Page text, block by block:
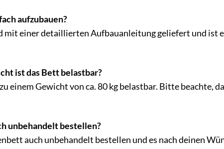
aufzubauen?
mit einer detaillierten Aufbauanleitung geliefert und ist
ist das Bett belastbar?
einem Gewicht von ca. 80 kg belastbar. Bitte beachte,
unbehandelt bestellen?
auch unbehandelt bestellen und es nach deinen